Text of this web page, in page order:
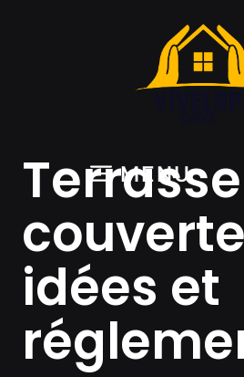
MENU
Terrasse
idées et